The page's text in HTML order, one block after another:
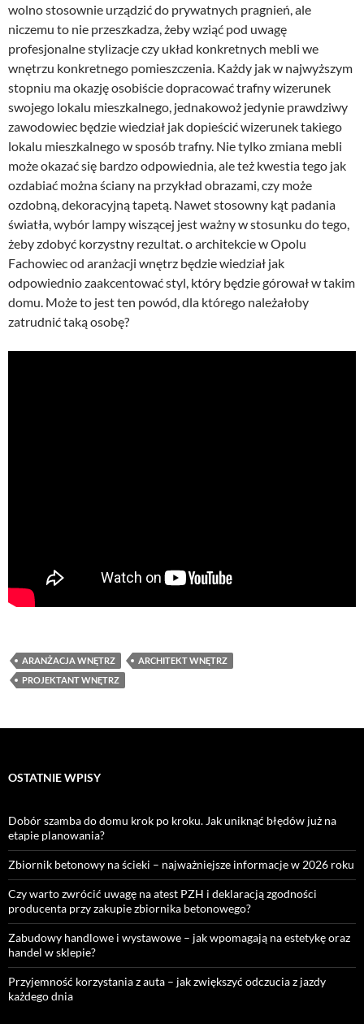
wolno stosownie urządzić do prywatnych pragnień, ale
niczemu to nie przeszkadza, żeby wziąć pod uwagę
profesjonalne stylizacje czy układ konkretnych mebli we
wnętrzu konkretnego pomieszczenia. Każdy jak w najwyższym
stopniu ma okazję osobiście dopracować trafny wizerunek
swojego lokalu mieszkalnego, jednakowoż jedynie prawdziwy
zawodowiec będzie wiedział jak dopieścić wizerunek takiego
lokalu mieszkalnego w sposób trafny. Nie tylko zmiana mebli
może okazać się bardzo odpowiednia, ale też kwestia tego jak
ozdabiać można ściany na przykład obrazami, czy może
ozdobną, dekoracyjną tapetą. Nawet stosowny kąt padania
światła, wybór lampy wiszącej jest ważny w stosunku do tego,
żeby zdobyć korzystny rezultat. o architekcie w Opolu
Fachowiec od aranżacji wnętrz będzie wiedział jak
odpowiednio zaakcentować styl, który będzie górował w takim
domu. Może to jest ten powód, dla którego należałoby
zatrudnić taką osobę?
ARANŻACJA WNĘTRZ
ARCHITEKT WNĘTRZ
PROJEKTANT WNĘTRZ
OSTATNIE WPISY
Dobór szamba do domu krok po kroku. Jak uniknąć błędów już na
etapie planowania?
Zbiornik betonowy na ścieki – najważniejsze informacje w 2026 roku
Czy warto zwrócić uwagę na atest PZH i deklaracją zgodności
producenta przy zakupie zbiornika betonowego?
Zabudowy handlowe i wystawowe – jak wpomagają na estetykę oraz
handel w sklepie?
Przyjemność korzystania z auta – jak zwiększyć odczucia z jazdy
każdego dnia